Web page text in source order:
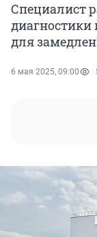
Специалист
диагностики
для
6 мая 2025, 09:00